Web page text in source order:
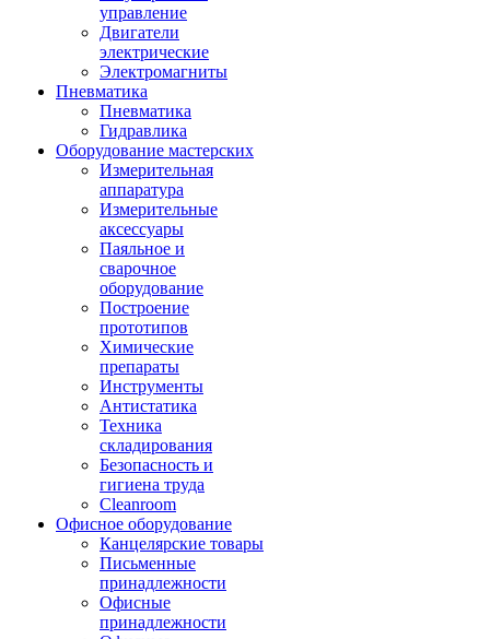
управление
Двигатели
электрические
Электромагниты
Пневматика
Пневматика
Гидравлика
Оборудование мастерских
Измерительная
аппаратура
Измерительные
аксессуары
Паяльное и
сварочное
оборудование
Построение
прототипов
Химические
препараты
Инструменты
Aнтистатика
Техника
складирования
Безопасность и
гигиена труда
Cleanroom
Офисное оборудование
Канцелярские товары
Письменные
принадлежности
Офисные
принадлежности